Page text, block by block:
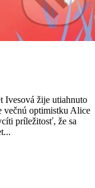
Ivesová žije utiahnuto
večnú optimistku Alice
príležitosť, že sa